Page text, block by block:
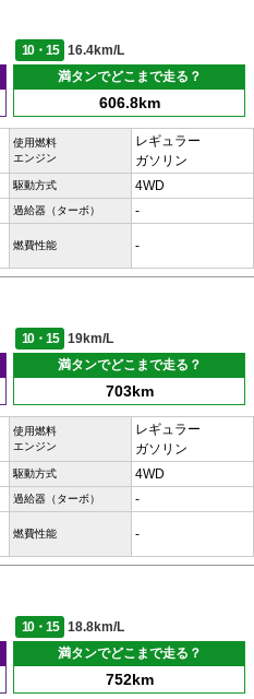
10・15
16.4km/L
満タンでどこまで走る？
606.8km
使用燃料
エンジン
レギュラー
ガソリン
駆動方式 4WD
過給器（ターボ） -
燃費性能 -
10・15
19km/L
満タンでどこまで走る？
703km
使用燃料
エンジン
レギュラー
ガソリン
駆動方式 4WD
過給器（ターボ） -
燃費性能 -
10・15
18.8km/L
満タンでどこまで走る？
752km